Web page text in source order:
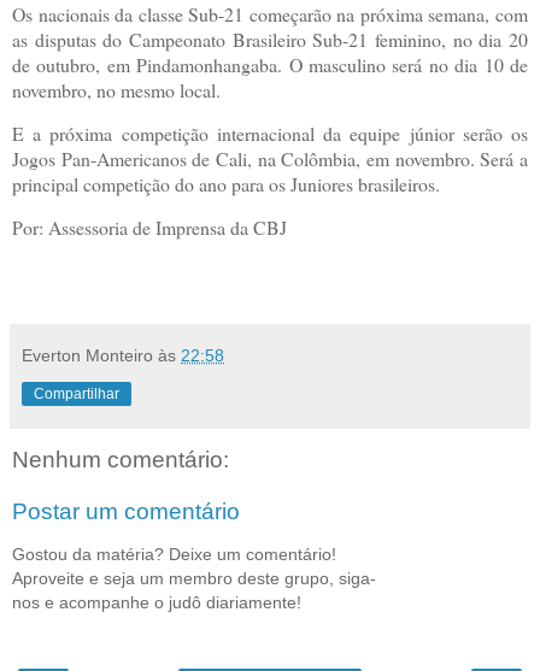
Os nacionais da classe Sub-21 começarão na próxima semana, com
as disputas do Campeonato Brasileiro Sub-21 feminino, no dia 20
de outubro, em Pindamonhangaba. O masculino será no dia 10 de
novembro, no mesmo local.
E a próxima competição internacional da equipe júnior serão os
Jogos Pan-Americanos de Cali, na Colômbia, em novembro. Será a
principal competição do ano para os Juniores brasileiros.
Por: Assessoria de Imprensa da CBJ
Everton Monteiro às 22:58
Compartilhar
Nenhum comentário:
Postar um comentário
Gostou da matéria? Deixe um comentário!
Aproveite e seja um membro deste grupo, siga-
nos e acompanhe o judô diariamente!